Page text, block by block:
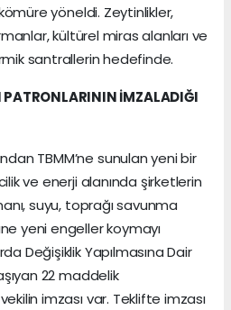
yöneldi. Zeytinlikler,
kültürel miras alanları ve
santrallerin hedefinde.
PATRONLARININ İMZALADIĞI
TBMM’ne sunulan yeni bir
ve enerji alanında şirketlerin
suyu, toprağı savunma
yeni engeller koymayı
Değişiklik Yapılmasına Dair
22 maddelik
imzası var. Teklifte imzası